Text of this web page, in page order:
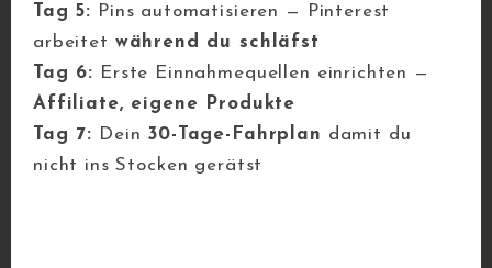
Geschützt:
Geschützt:
Geschützt: Affiliate
Generator
Tag 5: Pins automatisieren — Pinterest
arbeitet während du schläfst
Tag 6: Erste Einnahmequellen einrichten —
Affiliate, eigene Produkte
Tag 7: Dein 30-Tage-Fahrplan damit du
nicht ins Stocken gerätst